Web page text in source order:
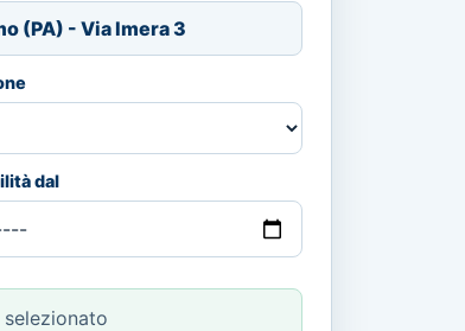
(PA) - Via Imera 3
dal